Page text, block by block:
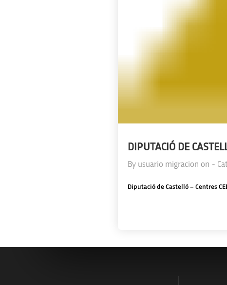
DIPUTACIÓ DE
By usuario migracion on -
Diputació de Castelló – Centres